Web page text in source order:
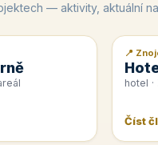
— aktivity, aktuální
📰 PR
📍
hotel
Číst